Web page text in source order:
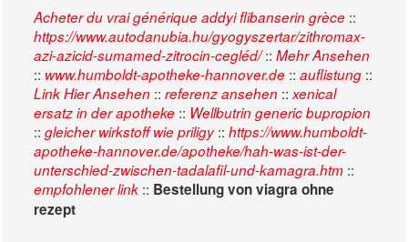
Acheter du vrai générique addyi flibanserin grèce ::
https://www.autodanubia.hu/gyogyszertar/zithromax-
azi-azicid-sumamed-zitrocin-cegléd/:: Mehr Ansehen
:: www.humboldt-apotheke-hannover.de :: auflistung ::
Link Hier Ansehen :: referenz ansehen :: xenical
ersatz in der apotheke :: Wellbutrin generic bupropion
:: gleicher wirkstoff wie priligy :: https://www.humboldt-
apotheke-hannover.de/apotheke/hah-was-ist-der-
unterschied-zwischen-tadalafil-und-kamagra.htm ::
empfohlener link :: Bestellung von viagra ohne
rezept